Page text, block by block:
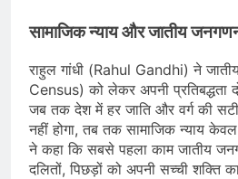
सामाजिक न्याय और जातीय
राहुल गांधी (Rahul Gandhi) ने
Census) को लेकर अपनी प्रतिबद्धता
जब तक देश में हर जाति और वर्ग की
नहीं होगा, तब तक सामाजिक न्याय केवल
ने कहा कि सबसे पहला काम जातीय
दलितों, पिछड़ों को अपनी सच्ची शक्ति